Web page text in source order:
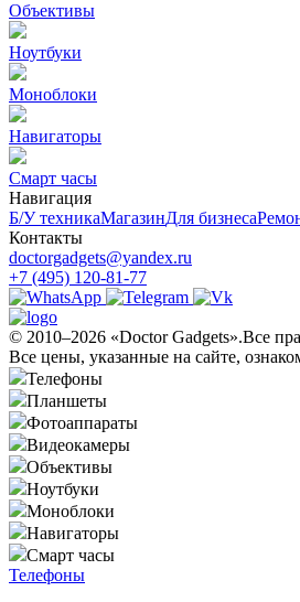
Объективы
Ноутбуки
Моноблоки
Навигаторы
Смарт часы
Навигация
Б/У техникaМагазинДля бизнеса
Контакты
doctorgadgets@yandex.ru
+7 (495) 120-81-77
© 2010–2026 «Doctor Gadgets».Все
Все цены, указанные на сайте,
Телефоны
Планшеты
Фотоаппараты
Видеокамеры
Объективы
Ноутбуки
Моноблоки
Навигаторы
Смарт часы
Телефоны